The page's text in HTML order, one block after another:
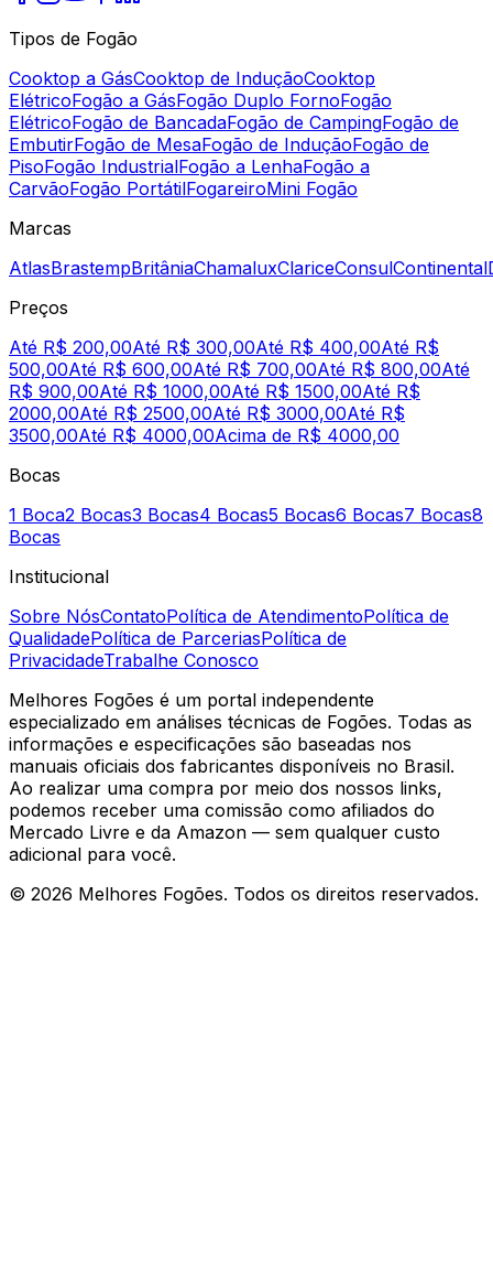
Tipos de Fogão
Cooktop a GásCooktop de InduçãoCooktop
ElétricoFogão a GásFogão Duplo FornoFogão
ElétricoFogão de BancadaFogão de CampingFogão de
EmbutirFogão de MesaFogão de InduçãoFogão de
PisoFogão IndustrialFogão a LenhaFogão a
CarvãoFogão PortátilFogareiroMini Fogão
Marcas
AtlasBrastempBritâniaChamaluxClariceConsulContinental
Preços
Até R$ 200,00Até R$ 300,00Até R$ 400,00Até R$
500,00Até R$ 600,00Até R$ 700,00Até R$ 800,00Até
R$ 900,00Até R$ 1000,00Até R$ 1500,00Até R$
2000,00Até R$ 2500,00Até R$ 3000,00Até R$
3500,00Até R$ 4000,00Acima de R$ 4000,00
Bocas
1 Boca2 Bocas3 Bocas4 Bocas5 Bocas6 Bocas7 Bocas8
Bocas
Institucional
Sobre NósContatoPolítica de AtendimentoPolítica de
QualidadePolítica de ParceriasPolítica de
PrivacidadeTrabalhe Conosco
Melhores Fogões é um portal independente
especializado em análises técnicas de Fogões. Todas as
informações e especificações são baseadas nos
manuais oficiais dos fabricantes disponíveis no Brasil.
Ao realizar uma compra por meio dos nossos links,
podemos receber uma comissão como afiliados do
Mercado Livre e da Amazon — sem qualquer custo
adicional para você.
© 2026 Melhores Fogões. Todos os direitos reservados.